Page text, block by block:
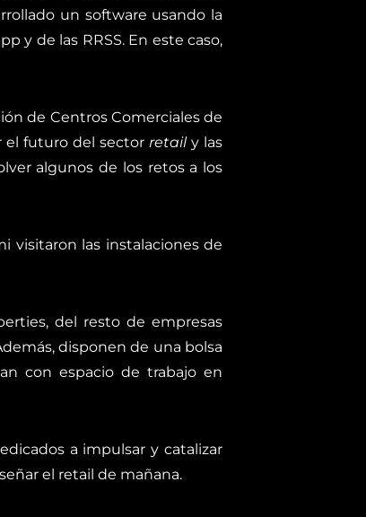
un software usando la
y de las RRSS. En este caso,
de Centros Comerciales de
el futuro del sector retaily las
algunos de los retos a los
visitaron las instalaciones de
del resto de empresas
disponen de una bolsa
con espacio de trabajo en
a impulsar y catalizar
el retail de mañana.